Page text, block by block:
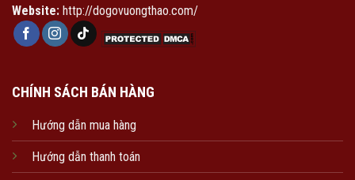
Website: http://dogovuongthao.com/
CHÍNH SÁCH BÁN HÀNG
Hướng dẫn mua hàng
Hướng dẫn thanh toán